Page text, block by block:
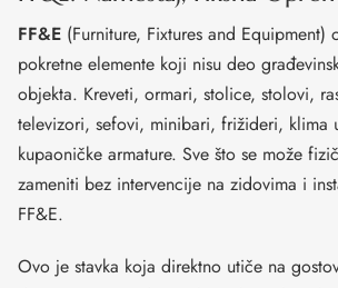
FF&E (Furniture, Fixtures and Equipment)
pokretne elemente koji nisu deo
objekta. Kreveti, ormari, stolice, stolovi,
televizori, sefovi, minibari, frižideri, klima
kupaoničke armature. Sve što se može
zameniti bez intervencije na zidovima i
FF&E.
Ovo je stavka koja direktno utiče na